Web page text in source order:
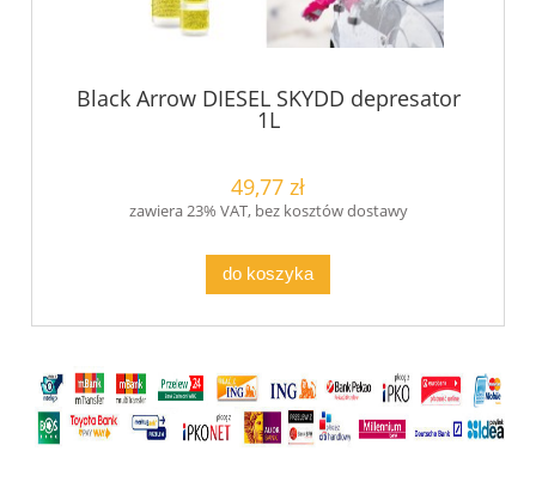
Black Arrow DIESEL SKYDD depresator
1L
49,77 zł
zawiera 23% VAT, bez kosztów dostawy
do koszyka